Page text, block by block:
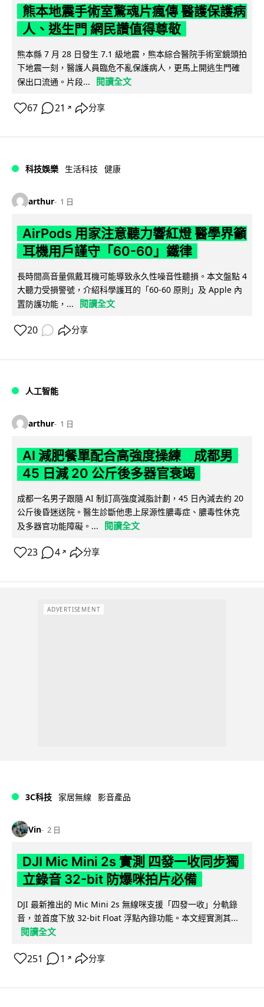
熊本地震手術室驚魂片瘋傳 醫護保護病
人、逃生門 網民讚值得尊敬
熊本縣 7 月 28 日發生 7.1 級地震，熊本綜合醫院手術室鏡頭拍
下地震一刻，醫護人員臨危不亂保護病人，更馬上開逃生門確
保出口流通。片段...
閱讀全文
67 21 ↗ 分享
科技娛樂 生活科技 健康
arthur 1 日
AirPods 用家注意聽力響紅燈 醫學界籲
耳機用戶謹守「60-60」鐵律
長時間高音量佩戴耳機可能導致永久性噪音性聽損。本文盤點 4
大聽力受損警號，介紹科學護耳的「60-60 原則」及 Apple 內
置防護功能，...
閱讀全文
20 分享
人工智能
arthur 1 日
AI 減肥餐單配合高強度操練 成都男
45 日減 20 公斤後多器官衰竭
成都一名男子跟隨 AI 制訂高強度減脂計劃，45 日內減去約 20
公斤後昏迷送院。醫生診斷他患上尿源性膿毒症、膿毒性休克
及多器官功能障礙。...
閱讀全文
23 4 ↗ 分享
ADVERTISEMENT
3C科技 家居無線 影音產品
Vin 2 日
DJI Mic Mini 2s 實測 四發一收同步獨
立錄音 32-bit 防爆咪拍片必備
DJI 最新推出的 Mic Mini 2s 無線咪支援「四發一收」分軌錄
音，並首度下放 32-bit Float 浮點內錄功能。本文經實測其...
閱讀全文
251 1 ↗ 分享